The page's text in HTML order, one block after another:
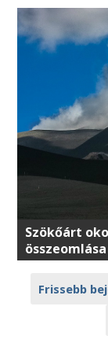
Szökőárt
összeomlása
Frissebb